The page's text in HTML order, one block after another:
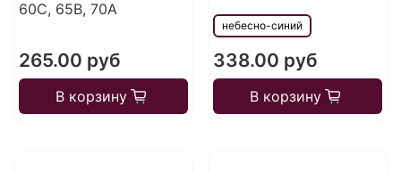
60С, 65B, 70A
265.00 руб
В корзину
небесно-синий
338.00 руб
В корзину